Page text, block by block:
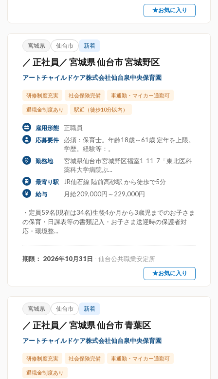
★お気に入り
宮城県 仙台市 新着
／ 正社員／ 宮城県 仙台市 宮城野区
アートチャイルドケア株式会社仙台泉中央保育園
研修制度充実 社会保険完備 車通勤・マイカー通勤可
退職金制度あり 駅近（徒歩10分以内）
雇用形態 正職員
応募要件
必須：保育士。年齢18歳～61歳 定年を上限。
学歴。経験等：。
勤務地
宮城県仙台市宮城野区福室1-11-7「東北医科
薬科大学病院ぷ...
最寄り駅 JR仙石線 陸前高砂駅 から徒歩で5分
給与 月給209,000円～229,000円
・定員59名(現在は34名)生後4か月から3歳児までのお子さま
の保育・日課表等の書類記入・お子さま送迎時の保護者対
応・環境整...
期限： 2026年10月31日 - 仙台公共職業安定所
★お気に入り
宮城県 仙台市 新着
／ 正社員／ 宮城県 仙台市 青葉区
アートチャイルドケア株式会社仙台泉中央保育園
研修制度充実 社会保険完備 車通勤・マイカー通勤可
退職金制度あり